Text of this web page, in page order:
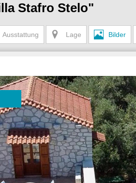
Stafro Stelo"
Ausstattung Lage Bilder